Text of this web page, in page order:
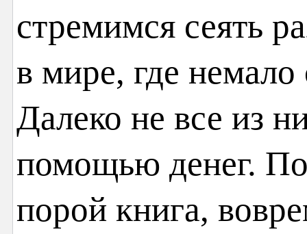
стремимся сеять
в мире, где
Далеко не все из
помощью денег.
порой книга,